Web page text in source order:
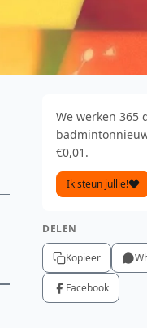
We werken 365
€0,01.
Ik steun jullie!
DELEN
Kopieer
Facebook